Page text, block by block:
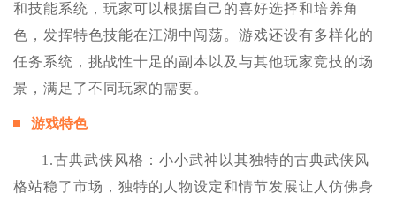
和技能系统，玩家可以根据自己的喜好选择和培养角
色，发挥特色技能在江湖中闯荡。游戏还设有多样化的
任务系统，挑战性十足的副本以及与其他玩家竞技的场
景，满足了不同玩家的需要。
游戏特色
1.古典武侠风格：小小武神以其独特的古典武侠风
格站稳了市场，独特的人物设定和情节发展让人仿佛身